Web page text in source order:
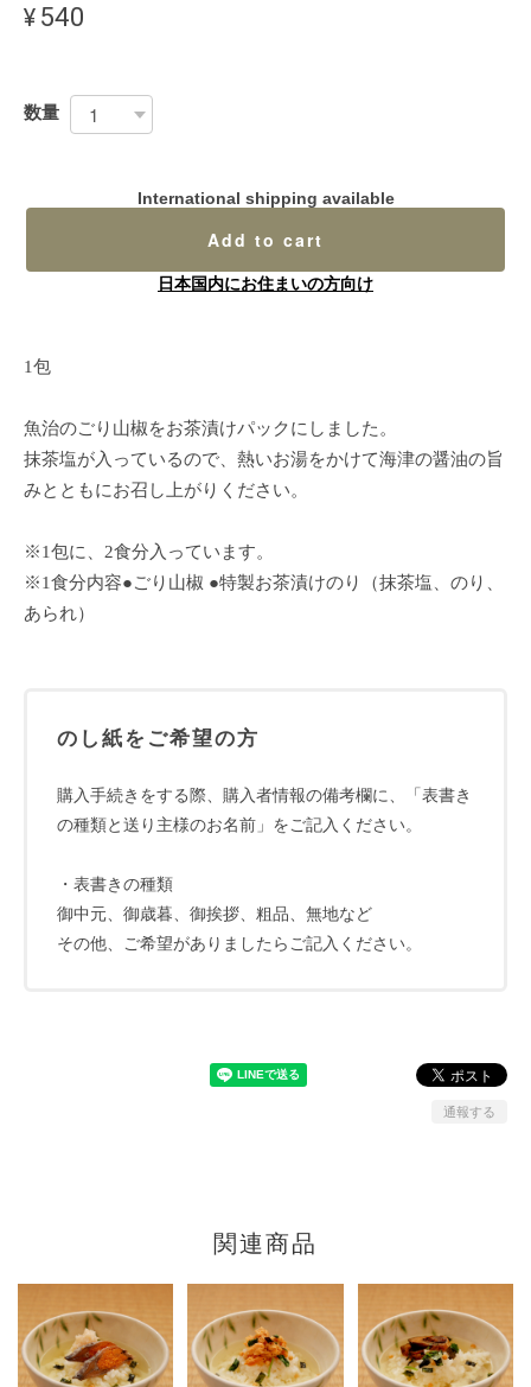
¥540
数量
International shipping available
Add to cart
日本国内にお住まいの方向け
1包
魚治のごり山椒をお茶漬けパックにしました。
抹茶塩が入っているので、熱いお湯をかけて海津の醤油の旨
みとともにお召し上がりください。
※1包に、2食分入っています。
※1食分内容●ごり山椒 ●特製お茶漬けのり（抹茶塩、のり、
あられ）
のし紙をご希望の方
購入手続きをする際、購入者情報の備考欄に、「表書き
の種類と送り主様のお名前」をご記入ください。
・表書きの種類
御中元、御歳暮、御挨拶、粗品、無地など
その他、ご希望がありましたらご記入ください。
通報する
関連商品